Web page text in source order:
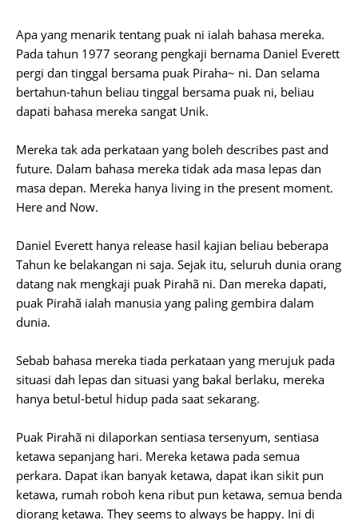
Apa yang menarik tentang puak ni ialah bahasa mereka.
Pada tahun 1977 seorang pengkaji bernama Daniel Everett
pergi dan tinggal bersama puak Piraha~ ni. Dan selama
bertahun-tahun beliau tinggal bersama puak ni, beliau
dapati bahasa mereka sangat Unik.
Mereka tak ada perkataan yang boleh describes past and
future. Dalam bahasa mereka tidak ada masa lepas dan
masa depan. Mereka hanya living in the present moment.
Here and Now.
Daniel Everett hanya release hasil kajian beliau beberapa
Tahun ke belakangan ni saja. Sejak itu, seluruh dunia orang
datang nak mengkaji puak Pirahã ni. Dan mereka dapati,
puak Pirahã ialah manusia yang paling gembira dalam
dunia.
Sebab bahasa mereka tiada perkataan yang merujuk pada
situasi dah lepas dan situasi yang bakal berlaku, mereka
hanya betul-betul hidup pada saat sekarang.
Puak Pirahã ni dilaporkan sentiasa tersenyum, sentiasa
ketawa sepanjang hari. Mereka ketawa pada semua
perkara. Dapat ikan banyak ketawa, dapat ikan sikit pun
ketawa, rumah roboh kena ribut pun ketawa, semua benda
diorang ketawa. They seems to always be happy. Ini di